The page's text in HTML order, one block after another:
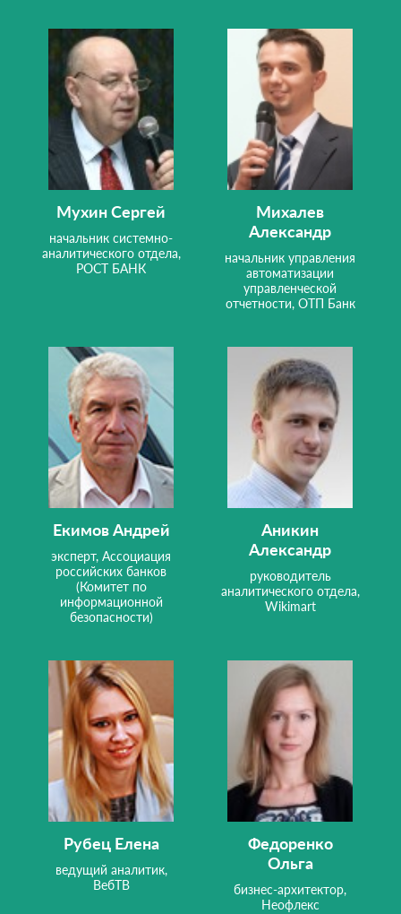
Мухин Сергей
начальник системно-
аналитического отдела,
РОСТ БАНК
Михалев
Александр
начальник управления
автоматизации
управленческой
отчетности, ОТП Банк
Екимов Андрей
эксперт, Ассоциация
российских банков
(Комитет по
информационной
безопасности)
Аникин
Александр
руководитель
аналитического отдела,
Wikimart
Рубец Елена
ведущий аналитик,
ВебТВ
Федоренко
Ольга
бизнес-архитектор,
Неофлекс